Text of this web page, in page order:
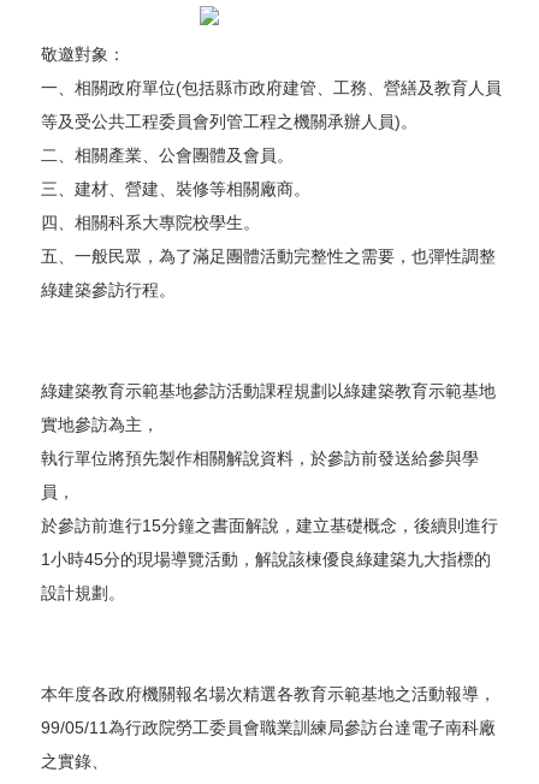
敬邀對象：
一、相關政府單位(包括縣市政府建管、工務、營繕及教育人員
等及受公共工程委員會列管工程之機關承辦人員)。
二、相關產業、公會團體及會員。
三、建材、營建、裝修等相關廠商。
四、相關科系大專院校學生。
五、一般民眾，為了滿足團體活動完整性之需要，也彈性調整
綠建築參訪行程。
綠建築教育示範基地參訪活動課程規劃以綠建築教育示範基地
實地參訪為主，
執行單位將預先製作相關解說資料，於參訪前發送給參與學
員，
於參訪前進行15分鐘之書面解說，建立基礎概念，後續則進行
1小時45分的現場導覽活動，解說該棟優良綠建築九大指標的
設計規劃。
本年度各政府機關報名場次精選各教育示範基地之活動報導，
99/05/11為行政院勞工委員會職業訓練局參訪台達電子南科廠
之實錄、